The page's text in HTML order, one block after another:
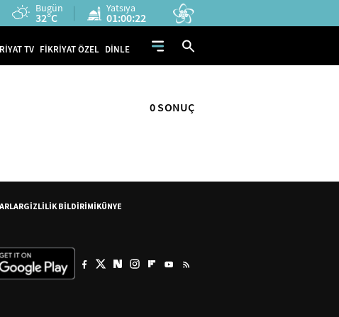
Bugün
32°C
Yatsıya
01:00:22
TV FİKRİYAT ÖZEL DİNLE
0 SONUÇ
GİZLİLİK BİLDİRİMİKÜNYE